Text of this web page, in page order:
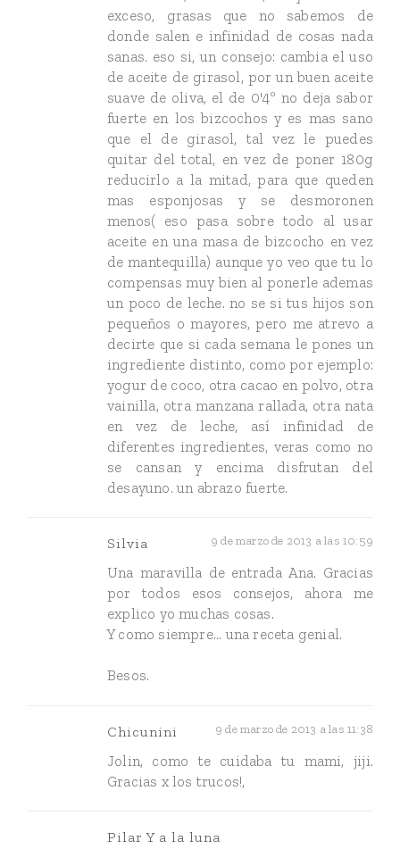
exceso, grasas que no sabemos de
donde salen e infinidad de cosas nada
sanas. eso si, un consejo: cambia el uso
de aceite de girasol, por un buen aceite
suave de oliva, el de 0'4º no deja sabor
fuerte en los bizcochos y es mas sano
que el de girasol, tal vez le puedes
quitar del total, en vez de poner 180g
reducirlo a la mitad, para que queden
mas esponjosas y se desmoronen
menos( eso pasa sobre todo al usar
aceite en una masa de bizcocho en vez
de mantequilla) aunque yo veo que tu lo
compensas muy bien al ponerle ademas
un poco de leche. no se si tus hijos son
pequeños o mayores, pero me atrevo a
decirte que si cada semana le pones un
ingrediente distinto, como por ejemplo:
yogur de coco, otra cacao en polvo, otra
vainilla, otra manzana rallada, otra nata
en vez de leche, así infinidad de
diferentes ingredientes, veras como no
se cansan y encima disfrutan del
desayuno. un abrazo fuerte.
Silvia 9 de marzo de 2013 a las 10:59
Una maravilla de entrada Ana. Gracias
por todos esos consejos, ahora me
explico yo muchas cosas.
Y como siempre... una receta genial.
Besos.
Chicunini 9 de marzo de 2013 a las 11:38
Jolin, como te cuidaba tu mami, jiji.
Gracias x los trucos!,
Pilar Y a la luna